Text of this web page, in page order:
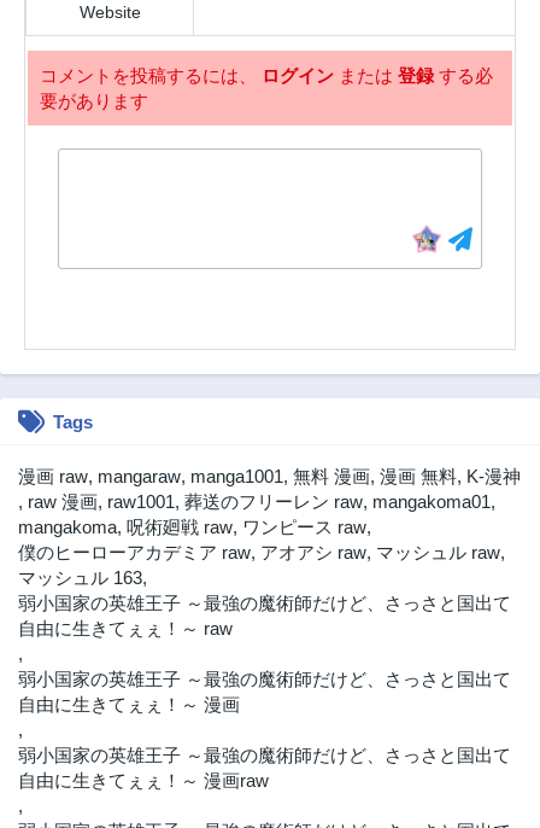
Website
コメントを投稿するには、 ログイン または 登録する必
要があります
Tags
漫画 raw, mangaraw, manga1001, 無料 漫画, 漫画 無料, K-漫神
, raw 漫画, raw1001, 葬送のフリーレン raw, mangakoma01,
mangakoma, 呪術廻戦 raw, ワンピース raw,
僕のヒーローアカデミア raw, アオアシ raw, マッシュル raw,
マッシュル 163,
弱小国家の英雄王子 ～最強の魔術師だけど、さっさと国出て
自由に生きてぇぇ！～ raw
,
弱小国家の英雄王子 ～最強の魔術師だけど、さっさと国出て
自由に生きてぇぇ！～ 漫画
,
弱小国家の英雄王子 ～最強の魔術師だけど、さっさと国出て
自由に生きてぇぇ！～ 漫画raw
,